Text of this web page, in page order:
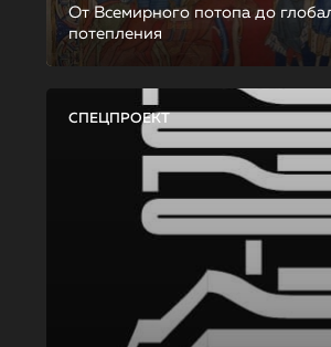
От Всемирного потопа до
потепления
СПЕЦПРОЕКТ